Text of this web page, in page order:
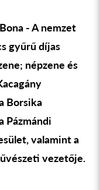
- A nemzet
gyűrű díjas
népzene és
Borsika
Pázmándi
valamint a
űvészeti vezetője.